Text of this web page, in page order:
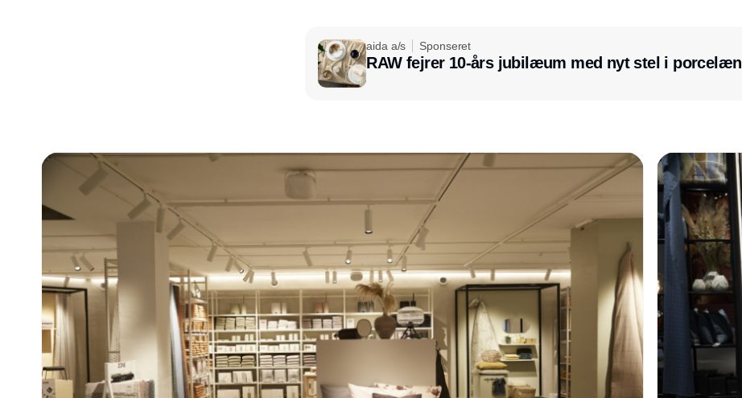
aida a/s Sponseret
RAW fejrer 10-års jubilæum med nyt stel i porcelæn